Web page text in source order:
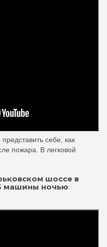
себе, как
пожара. В легковой
шоссе в
машины ночью